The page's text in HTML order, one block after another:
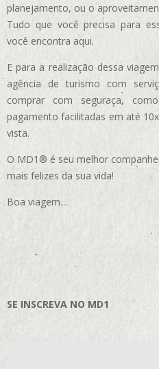
planejamento, ou o
Tudo que você precisa para
você encontra aqui.
E para a realização dessa
agência de turismo com
comprar com seguraça,
pagamento facilitadas em até
vista.
O MD1® é seu melhor
mais felizes da sua vida!
Boa viagem…
SE INSCREVA NO MD1